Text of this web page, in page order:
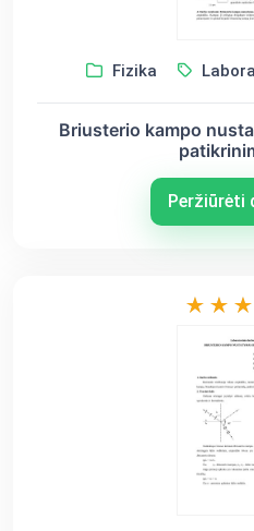
Fizika
Briusterio kampo
Peržiūrėti